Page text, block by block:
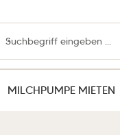
Hauptnavigation
MILCHPUMPE MIETEN